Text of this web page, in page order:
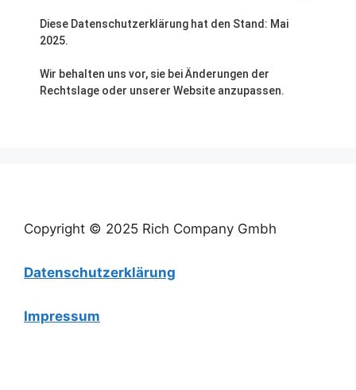
Diese Datenschutzerklärung hat den Stand: Mai
2025.
Wir behalten uns vor, sie bei Änderungen der
Rechtslage oder unserer Website anzupassen.
Copyright © 2025 Rich Company Gmbh
Datenschutzerklärung
Impressum